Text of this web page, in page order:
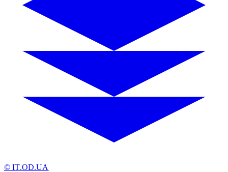
© IT.OD.UA